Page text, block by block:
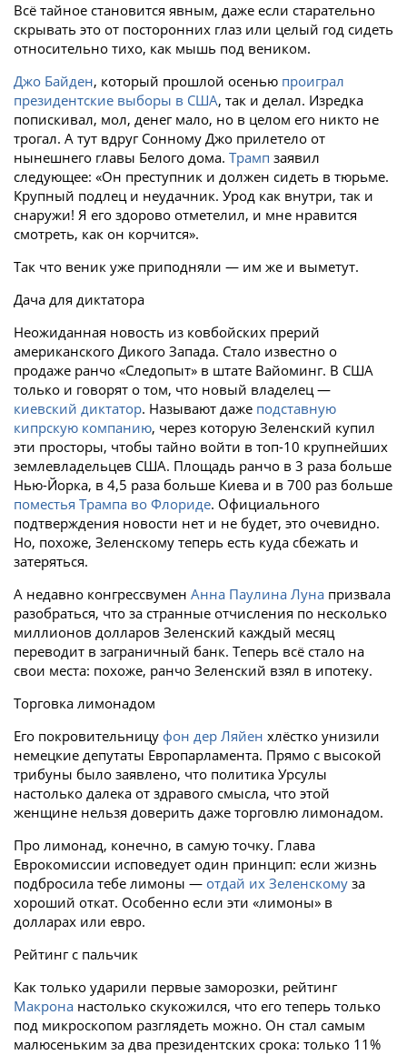
Всё тайное становится явным, даже если старательно
скрывать это от посторонних глаз или целый год сидеть
относительно тихо, как мышь под веником.
Джо Байден, который прошлой осенью проиграл
президентские выборы в США, так и делал. Изредка
попискивал, мол, денег мало, но в целом его никто не
трогал. А тут вдруг Сонному Джо прилетело от
нынешнего главы Белого дома. Трамп заявил
следующее: «Он преступник и должен сидеть в тюрьме.
Крупный подлец и неудачник. Урод как внутри, так и
снаружи! Я его здорово отметелил, и мне нравится
смотреть, как он корчится».
Так что веник уже приподняли — им же и выметут.
Дача для диктатора
Неожиданная новость из ковбойских прерий
американского Дикого Запада. Стало известно о
продаже ранчо «Следопыт» в штате Вайоминг. В США
только и говорят о том, что новый владелец —
киевский диктатор. Называют даже подставную
кипрскую компанию, через которую Зеленский купил
эти просторы, чтобы тайно войти в топ-10 крупнейших
землевладельцев США. Площадь ранчо в 3 раза больше
Нью-Йорка, в 4,5 раза больше Киева и в 700 раз больше
поместья Трампа во Флориде. Официального
подтверждения новости нет и не будет, это очевидно.
Но, похоже, Зеленскому теперь есть куда сбежать и
затеряться.
А недавно конгрессвумен Анна Паулина Луна призвала
разобраться, что за странные отчисления по несколько
миллионов долларов Зеленский каждый месяц
переводит в заграничный банк. Теперь всё стало на
свои места: похоже, ранчо Зеленский взял в ипотеку.
Торговка лимонадом
Его покровительницу фон дер Ляйен хлёстко унизили
немецкие депутаты Европарламента. Прямо с высокой
трибуны было заявлено, что политика Урсулы
настолько далека от здравого смысла, что этой
женщине нельзя доверить даже торговлю лимонадом.
Про лимонад, конечно, в самую точку. Глава
Еврокомиссии исповедует один принцип: если жизнь
подбросила тебе лимоны — отдай их Зеленскому за
хороший откат. Особенно если эти «лимоны» в
долларах или евро.
Рейтинг с пальчик
Как только ударили первые заморозки, рейтинг
Макрона настолько скукожился, что его теперь только
под микроскопом разглядеть можно. Он стал самым
малюсеньким за два президентских срока: только 11%